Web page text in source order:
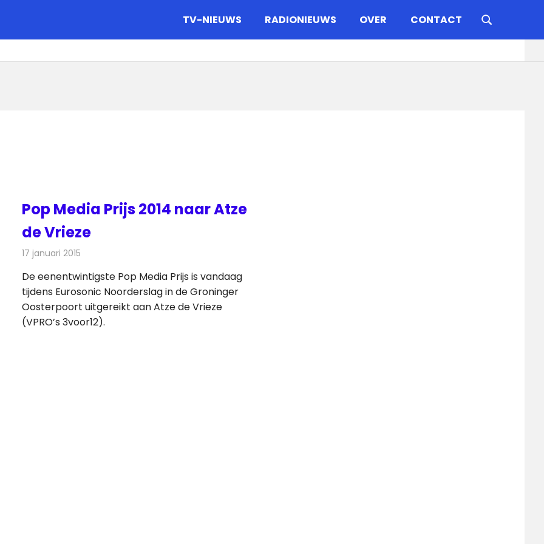
TV-NIEUWS RADIONIEUWS OVER CONTACT
Pop Media Prijs 2014 naar Atze
de Vrieze
17 januari 2015
De eenentwintigste Pop Media Prijs is vandaag
tijdens Eurosonic Noorderslag in de Groninger
Oosterpoort uitgereikt aan Atze de Vrieze
(VPRO’s 3voor12).